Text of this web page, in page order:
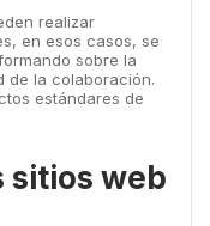
realizar
en esos casos, se
sobre la
de la colaboración.
estándares de
sitios web